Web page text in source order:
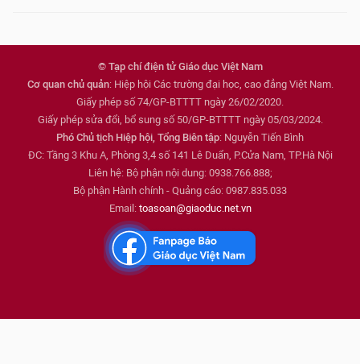
© Tạp chí điện tử Giáo dục Việt Nam
Cơ quan chủ quản: Hiệp hội Các trường đại học, cao đẳng Việt Nam.
Giấy phép số 74/GP-BTTTT ngày 26/02/2020.
Giấy phép sửa đổi, bổ sung số 50/GP-BTTTT ngày 05/03/2024.
Phó Chủ tịch Hiệp hội, Tổng Biên tập: Nguyễn Tiến Bình
ĐC: Tầng 3 Khu A, Phòng 3,4 số 141 Lê Duẩn, P.Cửa Nam, TP.Hà Nội
Liên hệ: Bộ phận nội dung: 0938.766.888;
Bộ phận Hành chính - Quảng cáo: 0987.835.033
Email: toasoan@giaoduc.net.vn